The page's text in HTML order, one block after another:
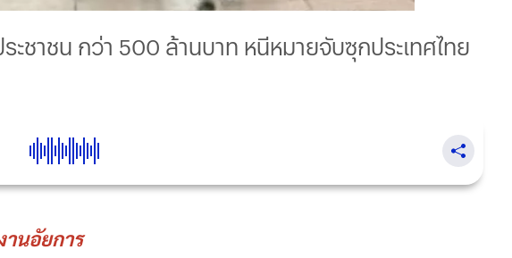
ชาชน กว่า 500 ล้านบาท หนีหมายจับซุกประเทศไทย
นอัยการ